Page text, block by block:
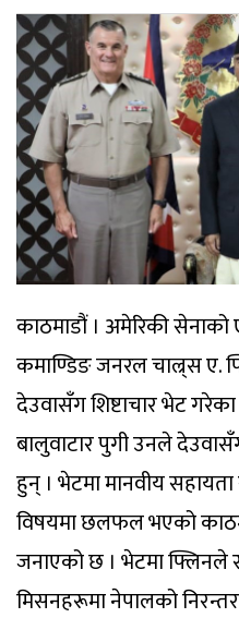
काठमाडौं । अमेरिकी सेनाको
कमाण्डिङ जनरल चाल्र्स ए.
देउवासँग शिष्टाचार भेट गरेका
बालुवाटार पुगी उनले
हुन् । भेटमा मानवीय
विषयमा छलफल भएको
जनाएको छ । भेटमा फ्लिनले
मिसनहरूमा नेपालको